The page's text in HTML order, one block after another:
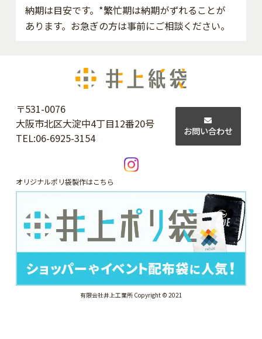
納期は目安です。*繁忙期は納期がずれることが
あります。お急ぎの方は事前にご相談ください。
〒531-0076
大阪市北区大淀中4丁目12番20号
TEL:06-6925-3154
お問い合わせ
オリジナルポリ袋製作はこちら
有限会社井上工業所 Copyright © 2021